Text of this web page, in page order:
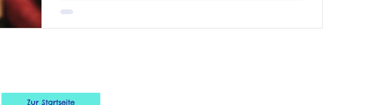
Zur Startseite